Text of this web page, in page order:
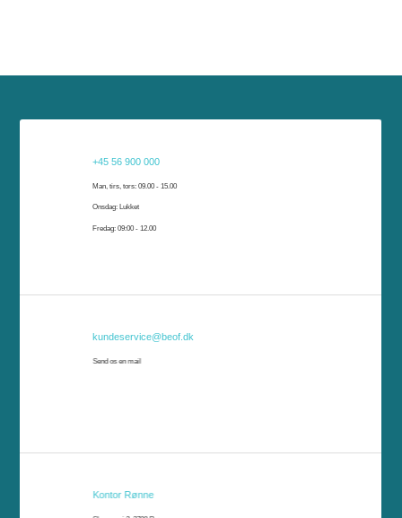
mail eller komme forbi vores kundeservice i Rønne eller Nexø.
+45 56 900 000
Man, tirs, tors: 09.00 - 15.00
Onsdag: Lukket
Fredag: 09:00 - 12.00
kundeservice@beof.dk
Send os en mail
Kontor Rønne